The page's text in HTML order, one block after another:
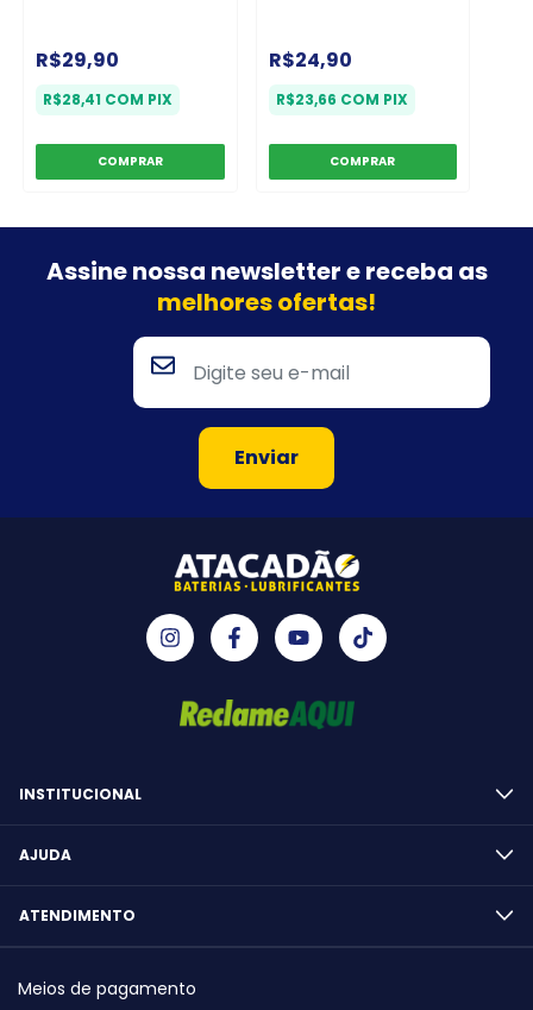
R$29,90
R$28,41 COM PIX
R$24,90
R$23,66 COM PIX
Assine nossa newsletter ereceba as
melhores ofertas!
INSTITUCIONAL
AJUDA
ATENDIMENTO
Meios de pagamento